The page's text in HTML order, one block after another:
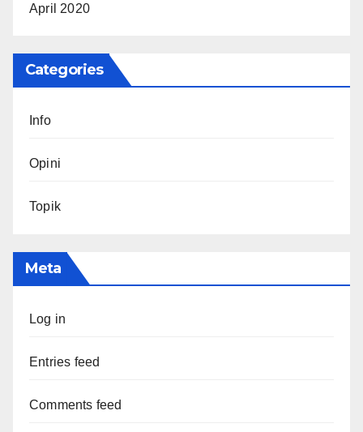
April 2020
Categories
Info
Opini
Topik
Meta
Log in
Entries feed
Comments feed